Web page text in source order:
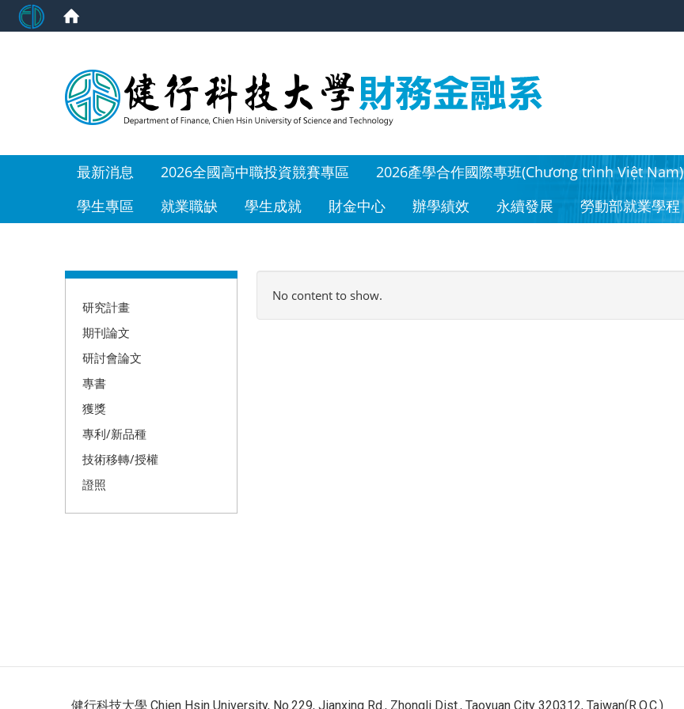
最新消息 2026全國高中職投資競賽專區 2026產學合作國際專班(Chương trình Việt Nam)
學生專區
就業職缺 學生成就 財金中心 辦學績效 永續發展 勞動部就業學程
研究計畫
期刊論文
研討會論文
專書
獲獎
專利/新品種
技術移轉/授權
證照
No content to show.
健行科技大學 Chien Hsin University, No.229, Jianxing Rd., Zhongli Dist., Taoyuan City 320312, Taiwan(R.O.C.)